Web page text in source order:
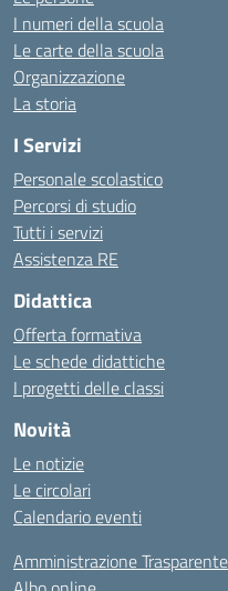
I numeri della scuola
Le carte della scuola
Organizzazione
La storia
I Servizi
Personale scolastico
Percorsi di studio
Tutti i servizi
Assistenza RE
Didattica
Offerta formativa
Le schede didattiche
I progetti delle classi
Novità
Le notizie
Le circolari
Calendario eventi
Amministrazione Trasparente